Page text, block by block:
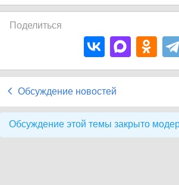
Поделиться
Обсуждение новостей
Обсуждение этой темы закрыто